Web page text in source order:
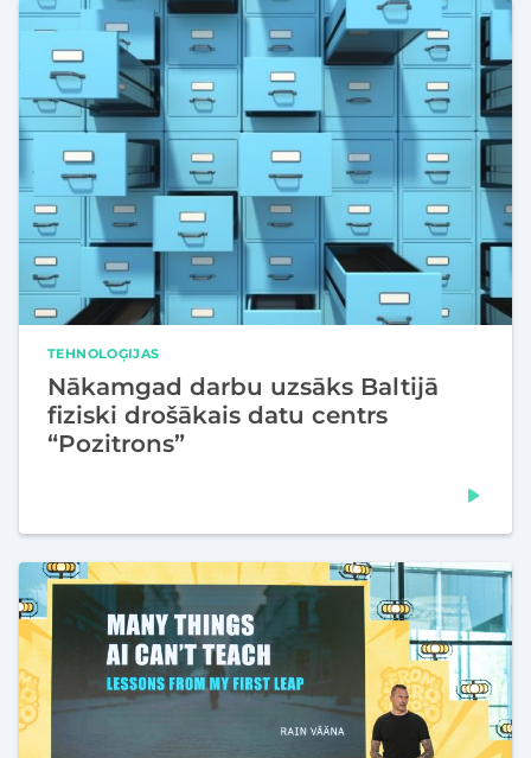
TEHNOLOĢIJAS
Nākamgad darbu uzsāks Baltijā
fiziski drošākais datu centrs
“Pozitrons”